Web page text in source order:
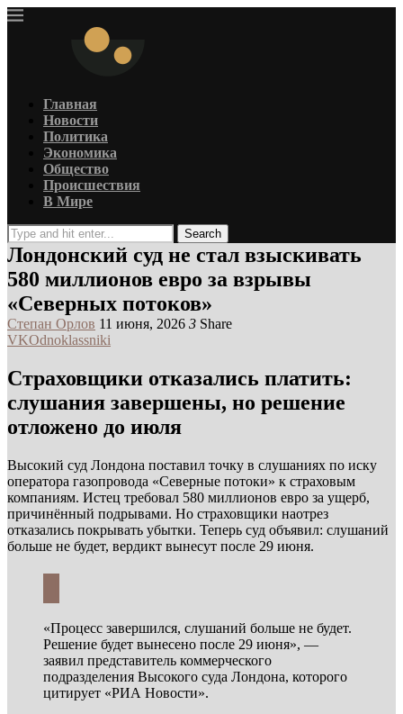
Главная
Новости
Политика
Экономика
Общество
Происшествия
В Мире
Search
Лондонский суд не стал взыскивать
580 миллионов евро за взрывы
«Северных потоков»
Степан Орлов 11 июня, 2026 3 Share
VKOdnoklassniki
Страховщики отказались платить:
слушания завершены, но решение
отложено до июля
Высокий суд Лондона поставил точку в слушаниях по иску
оператора газопровода «Северные потоки» к страховым
компаниям. Истец требовал 580 миллионов евро за ущерб,
причинённый подрывами. Но страховщики наотрез
отказались покрывать убытки. Теперь суд объявил: слушаний
больше не будет, вердикт вынесут после 29 июня.
«Процесс завершился, слушаний больше не будет.
Решение будет вынесено после 29 июня», —
заявил представитель коммерческого
подразделения Высокого суда Лондона, которого
цитирует «РИА Новости».